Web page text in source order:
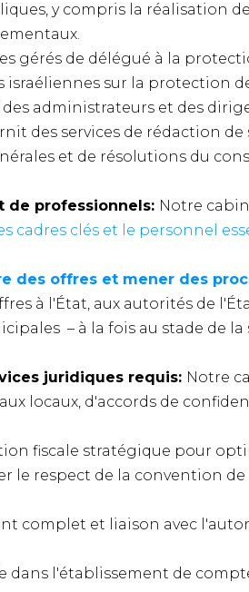
y compris la réalisation
gérés de délégué à la
sur la protection
administrateurs et des
des services de rédaction
et de résolutions du
de professionnels: Notre
cadres clés et le personnel
des offres et mener des
à l'État, aux autorités de
– à la fois au stade de
juridiques requis: Notre
locaux, d'accords de
fiscale stratégique pour
le respect de la convention
complet et liaison avec
dans l'établissement de